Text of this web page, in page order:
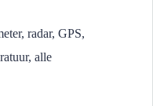
radar, GPS,
alle